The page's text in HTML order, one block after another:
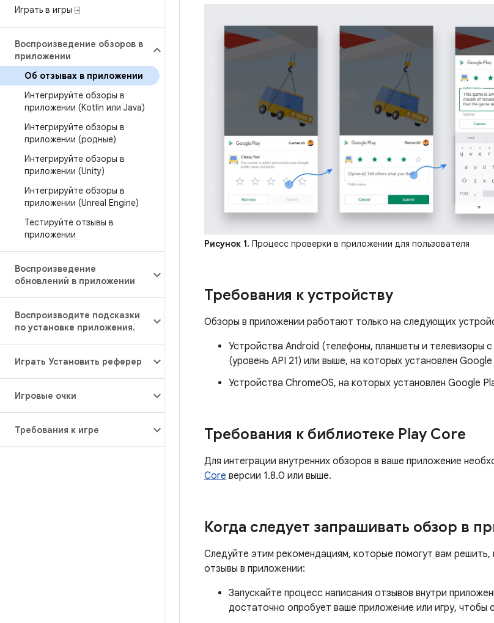
Играть в игры ⍈
Воспроизведение обзоров в
приложении
Об отзывах в приложении
Интегрируйте обзоры в
приложении (Kotlin или Java)
Интегрируйте обзоры в
приложении (родные)
Интегрируйте обзоры в
приложении (Unity)
Интегрируйте обзоры в
приложении (Unreal Engine)
Тестируйте отзывы в
приложении
Воспроизведение
обновлений в приложении
Воспроизводите подсказки
по установке приложения.
Играть Установить реферер
Игровые очки
Требования к игре
Рисунок 1. Процесс проверки в приложении для пользователя
Требования к устройству
Обзоры в приложении работают только на следующих
Устройства Android (телефоны, планшеты и телевизоры
(уровень API 21) или выше, на которых установлен
Устройства ChromeOS, на которых установлен Google
Требования к библиотеке Play Core
Для интеграции внутренних обзоров в ваше приложение
Core версии 1.8.0 или выше.
Когда следует запрашивать обзор в
Следуйте этим рекомендациям, которые помогут вам решить,
отзывы в приложении:
Запускайте процесс написания отзывов внутри
достаточно опробует ваше приложение или игру, чтобы